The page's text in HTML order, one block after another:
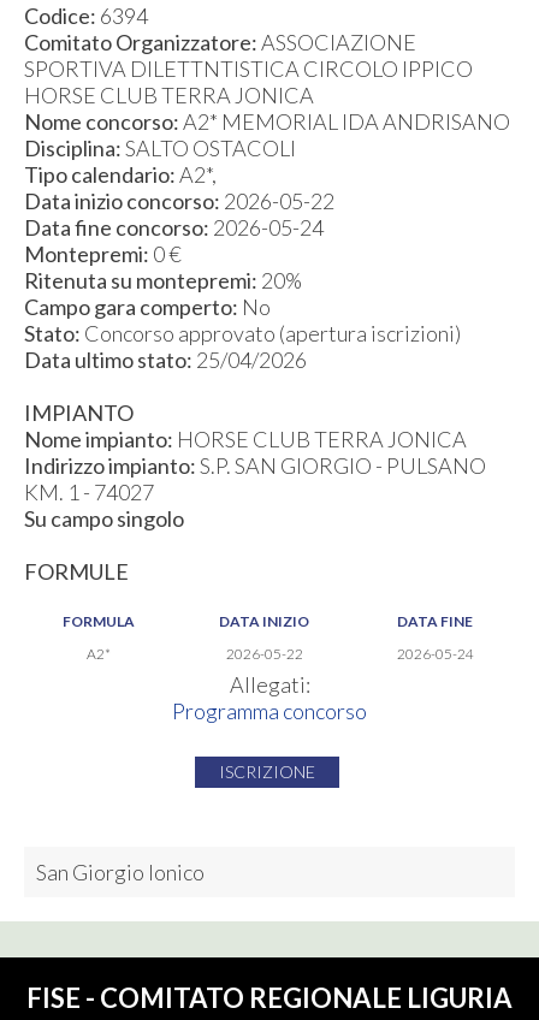
Codice: 6394
Comitato Organizzatore:ASSOCIAZIONE
SPORTIVA DILETTNTISTICA CIRCOLO IPPICO
HORSE CLUB TERRA JONICA
Nome concorso:A2* MEMORIAL IDA ANDRISANO
Disciplina:SALTO OSTACOLI
Tipo calendario:A2*,
Data inizio concorso: 2026-05-22
Data fine concorso: 2026-05-24
Montepremi: 0 €
Ritenuta su montepremi: 20%
Campo gara comperto: No
Stato: Concorso approvato (apertura iscrizioni)
Data ultimo stato: 25/04/2026
IMPIANTO
Nome impianto: HORSE CLUB TERRA JONICA
Indirizzo impianto:S.P. SAN GIORGIO - PULSANO
KM. 1 - 74027
Su campo singolo
FORMULE
FORMULA DATA INIZIO
DATA FINE
A2*
2026-05-22 2026-05-24
Allegati:
Programma concorso
ISCRIZIONE
San Giorgio Ionico
FISE - COMITATO REGIONALE LIGURIA